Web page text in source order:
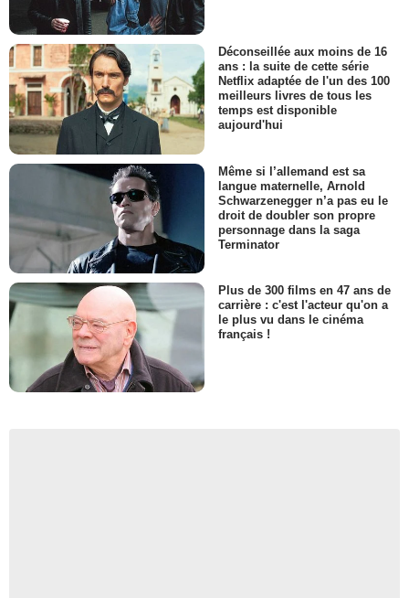
Déconseillée aux moins de 16
ans : la suite de cette série
Netflix adaptée de l'un des 100
meilleurs livres de tous les
temps est disponible
aujourd'hui
Même si l’allemand est sa
langue maternelle, Arnold
Schwarzenegger n’a pas eu le
droit de doubler son propre
personnage dans la saga
Terminator
Plus de 300 films en 47 ans de
carrière : c'est l'acteur qu'on a
le plus vu dans le cinéma
français !